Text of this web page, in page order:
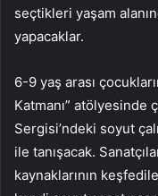
seçtikleri yaşam
yapacaklar.
6-9 yaş arası
Katmanı” atölyesinde
Sergisi’ndeki soyut
ile tanışacak.
kaynaklarının